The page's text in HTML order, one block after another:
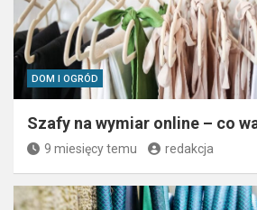
DOM I OGRÓD
Szafy na wymiar online – co
9 miesięcy temu redakcja